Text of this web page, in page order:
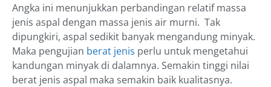
Angka ini menunjukkan perbandingan relatif massa
jenis aspal dengan massa jenis air murni. Tak
dipungkiri, aspal sedikit banyak mengandung minyak.
Maka pengujian berat jenis perlu untuk mengetahui
kandungan minyak di dalamnya. Semakin tinggi nilai
berat jenis aspal maka semakin baik kualitasnya.